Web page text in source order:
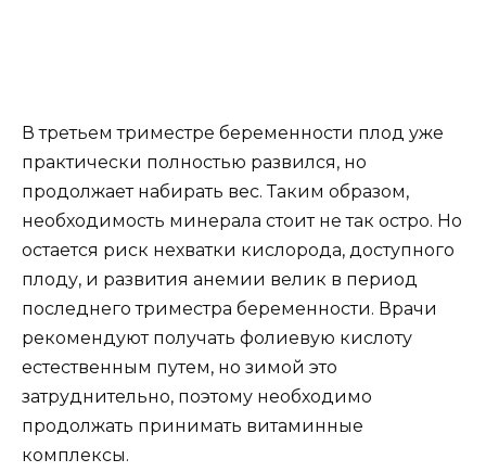
В третьем триместре беременности плод уже
практически полностью развился, но
продолжает набирать вес. Таким образом,
необходимость минерала стоит не так остро. Но
остается риск нехватки кислорода, доступного
плоду, и развития анемии велик в период
последнего триместра беременности. Врачи
рекомендуют получать фолиевую кислоту
естественным путем, но зимой это
затруднительно, поэтому необходимо
продолжать принимать витаминные
комплексы.